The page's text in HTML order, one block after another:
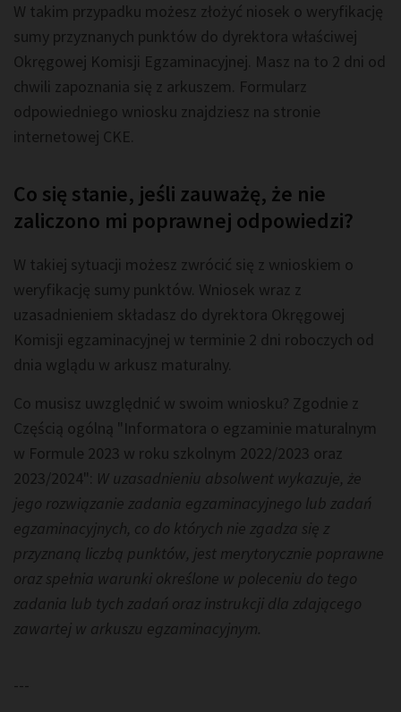
W takim przypadku możesz złożyć niosek o weryfikację
sumy przyznanych punktów do dyrektora właściwej
Okręgowej Komisji Egzaminacyjnej. Masz na to 2 dni od
chwili zapoznania się z arkuszem. Formularz
odpowiedniego wniosku znajdziesz na stronie
internetowej CKE.
Co się stanie, jeśli zauważę, że nie
zaliczono mi poprawnej odpowiedzi?
W takiej sytuacji możesz zwrócić się z wnioskiem o
weryfikację sumy punktów. Wniosek wraz z
uzasadnieniem składasz do dyrektora Okręgowej
Komisji egzaminacyjnej w terminie 2 dni roboczych od
dnia wglądu w arkusz maturalny.
Co musisz uwzględnić w swoim wniosku? Zgodnie z
Częścią ogólną "Informatora o egzaminie maturalnym
w Formule 2023 w roku szkolnym 2022/2023 oraz
2023/2024": W uzasadnieniu absolwent wykazuje, że
jego rozwiązanie zadania egzaminacyjnego lub zadań
egzaminacyjnych, co do których nie zgadza się z
przyznaną liczbą punktów, jest merytorycznie poprawne
oraz spełnia warunki określone w poleceniu do tego
zadania lub tych zadań oraz instrukcji dla zdającego
zawartej w arkuszu egzaminacyjnym.
---